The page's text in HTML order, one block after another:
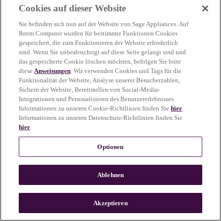
more information)
n
Cookies auf dieser Website
Sie befinden sich nun auf der Website von Sage Appliances. Auf
Ihrem Computer wurden für bestimmte Funktionen Cookies
gespeichert, die zum Funktionieren der Website erforderlich
sind. Wenn Sie unbeabsichtigt auf diese Seite gelangt sind und
das gespeicherte Cookie löschen möchten, befolgen Sie bitte
dieseAnweisungen. Wir verwenden Cookies und Tags für die
Funktionalität der Website, Analyse unserer Besucherzahlen,
Sichern der Website, Bereitstellen von Social-Media-
Integrationen und Personalisieren des Benutzererlebnisses.
Informationen zu unseren Cookie-Richtlinien finden Siehier.
Informationen zu unseren Datenschutz-Richtlinien finden Sie
hier.
Optionen
Ablehnen
Akzeptieren